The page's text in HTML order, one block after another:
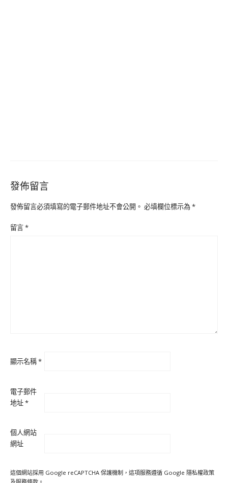
發佈留言
發佈留言必須填寫的電子郵件地址不會公開。 必填欄位標示為*
留言*
顯示名稱*
電子郵件
地址*
個人網站
網址
這個網站採用 Google reCAPTCHA 保護機制，這項服務遵循 Google 隱私權政策